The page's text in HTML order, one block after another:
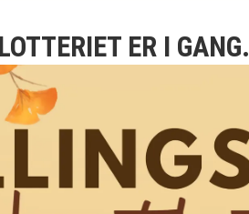
ER I GANG.